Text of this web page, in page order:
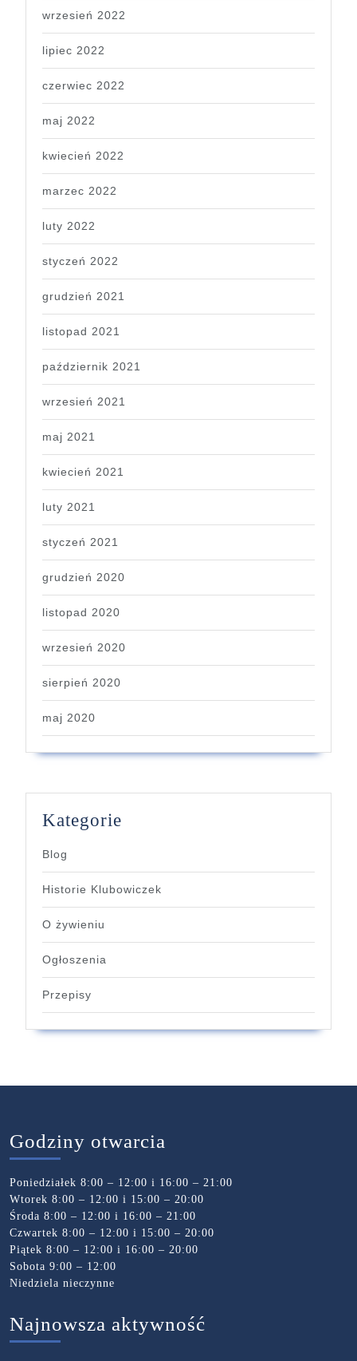
wrzesień 2022
lipiec 2022
czerwiec 2022
maj 2022
kwiecień 2022
marzec 2022
luty 2022
styczeń 2022
grudzień 2021
listopad 2021
październik 2021
wrzesień 2021
maj 2021
kwiecień 2021
luty 2021
styczeń 2021
grudzień 2020
listopad 2020
wrzesień 2020
sierpień 2020
maj 2020
Kategorie
Blog
Historie Klubowiczek
O żywieniu
Ogłoszenia
Przepisy
Godziny otwarcia
Poniedziałek 8:00 – 12:00 i 16:00 – 21:00
Wtorek 8:00 – 12:00 i 15:00 – 20:00
Środa 8:00 – 12:00 i 16:00 – 21:00
Czwartek 8:00 – 12:00 i 15:00 – 20:00
Piątek 8:00 – 12:00 i 16:00 – 20:00
Sobota 9:00 – 12:00
Niedziela nieczynne
Najnowsza aktywność